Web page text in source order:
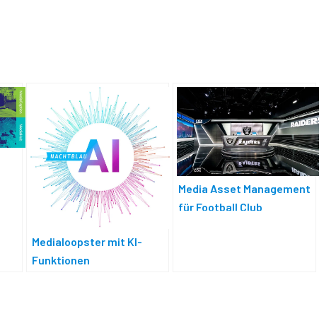
Medialoopster mit KI-
Funktionen
Media Asset Management
für Football Club